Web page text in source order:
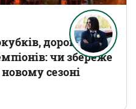
дорогі
чи збереже
сезоні